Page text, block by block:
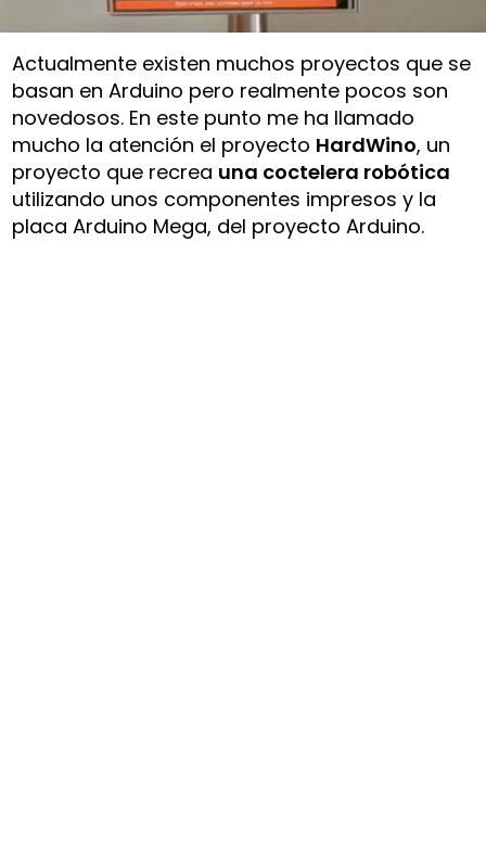
Actualmente existen muchos proyectos que se
basan en Arduino pero realmente pocos son
novedosos. En este punto me ha llamado
mucho la atención el proyecto HardWino, un
proyecto que recrea una coctelera robótica
utilizando unos componentes impresos y la
placa Arduino Mega, del proyecto Arduino.